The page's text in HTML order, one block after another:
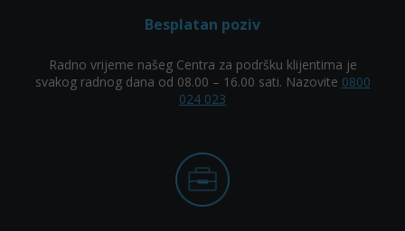
Besplatan poziv
Radno vrijeme našeg Centra za podršku klijentima je
svakog radnog dana od 08.00 – 16.00 sati. Nazovite 0800
024 023